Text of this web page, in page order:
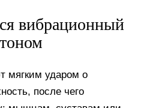
вибрационный
мягким ударом о
после чего